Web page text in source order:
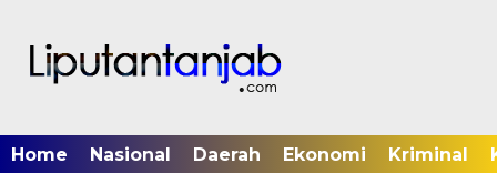
Home Nasional Daerah Ekonomi Kriminal